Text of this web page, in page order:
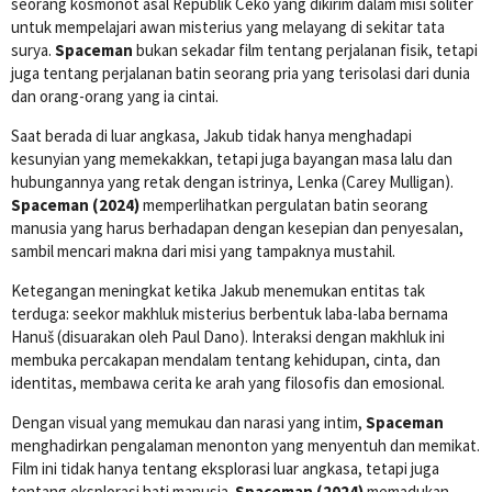
untuk mempelajari awan misterius yang melayang di sekitar tata
surya. Spaceman bukan sekadar film tentang perjalanan fisik, tetapi
juga tentang perjalanan batin seorang pria yang terisolasi dari dunia
dan orang-orang yang ia cintai.
Saat berada di luar angkasa, Jakub tidak hanya menghadapi
kesunyian yang memekakkan, tetapi juga bayangan masa lalu dan
hubungannya yang retak dengan istrinya, Lenka (Carey Mulligan).
Spaceman (2024)memperlihatkan pergulatan batin seorang
manusia yang harus berhadapan dengan kesepian dan penyesalan,
sambil mencari makna dari misi yang tampaknya mustahil.
Ketegangan meningkat ketika Jakub menemukan entitas tak
terduga: seekor makhluk misterius berbentuk laba-laba bernama
Hanuš (disuarakan oleh Paul Dano). Interaksi dengan makhluk ini
membuka percakapan mendalam tentang kehidupan, cinta, dan
identitas, membawa cerita ke arah yang filosofis dan emosional.
Dengan visual yang memukau dan narasi yang intim, Spaceman
menghadirkan pengalaman menonton yang menyentuh dan memikat.
Film ini tidak hanya tentang eksplorasi luar angkasa, tetapi juga